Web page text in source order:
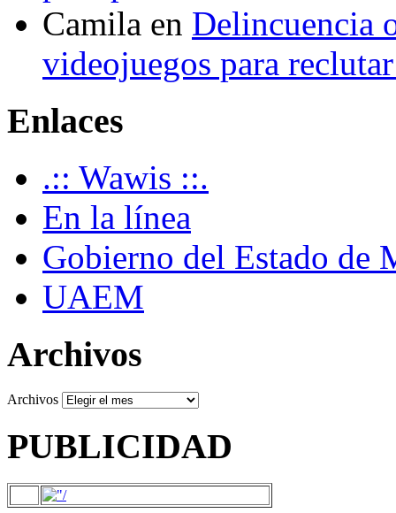
Camila en Delincuencia
videojuegos para
Enlaces
.:: Wawis ::.
En la línea
Gobierno del Estado de
UAEM
Archivos
Archivos
PUBLICIDAD